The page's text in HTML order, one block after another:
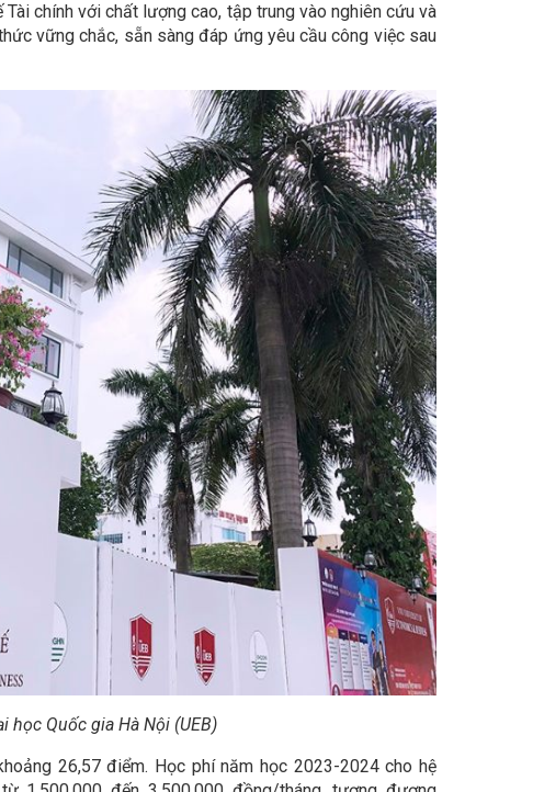
chính với chất lượng cao, tập trung vào nghiên cứu và
vững chắc, sẵn sàng đáp ứng yêu cầu công việc sau
học Quốc gia Hà Nội (UEB)
26,57 điểm. Học phí năm học 2023-2024 cho hệ